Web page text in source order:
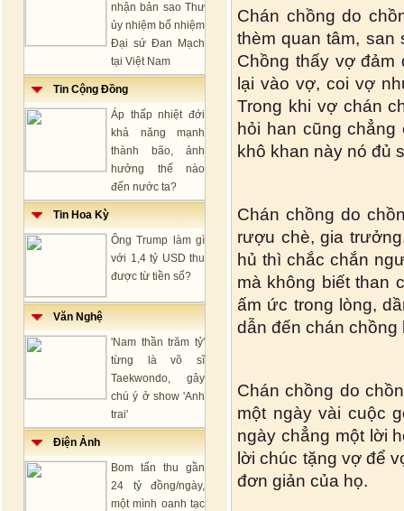
nhận bản sao Thư
ủy nhiệm bổ nhiệm
Đại sứ Đan Mạch
tại Việt Nam
Tin Cộng Đồng
Áp thấp nhiệt đới
khả năng mạnh
thành bão, ảnh
hưởng thế nào
đến nước ta?
Tin Hoa Kỳ
Ông Trump làm gì
với 1,4 tỷ USD thu
được từ tiền số?
Văn Nghệ
'Nam thần trăm tỷ'
từng là võ sĩ
Taekwondo, gây
chú ý ở show 'Anh
trai'
Điện Ảnh
Bom tấn thu gần
24 tỷ đồng/ngày,
một mình oanh tạc
Chán chồng do
thèm quan tâm, san
Chồng thấy vợ
lại vào vợ, coi vợ
Trong khi vợ chán
hỏi han cũng
khô khan này nó đủ
Chán chồng do
rượu chè, gia
hủ thì chắc chắn
mà không biết than
ấm ức trong lòng,
dẫn đến chán chồng
Chán chồng do
một ngày vài cuộc
ngày chẳng một lời
lời chúc tặng vợ để
đơn giản của họ.